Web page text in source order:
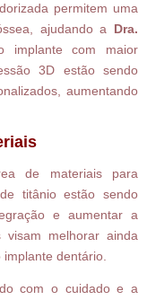
permitem uma
ajudando a Dra.
implante com maior
3D estão sendo
aumentando
de materiais para
titânio estão sendo
e aumentar a
visam melhorar ainda
dentário.
com o cuidado e a